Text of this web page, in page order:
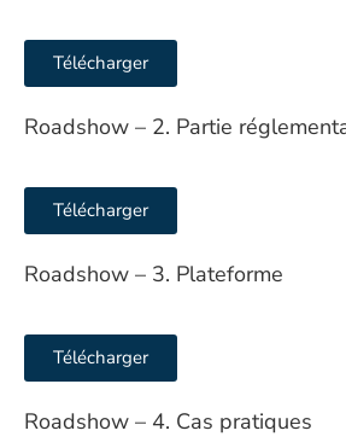
Télécharger
Roadshow – 2. Partie
Télécharger
Roadshow – 3. Plateforme
Télécharger
Roadshow – 4. Cas pratiques